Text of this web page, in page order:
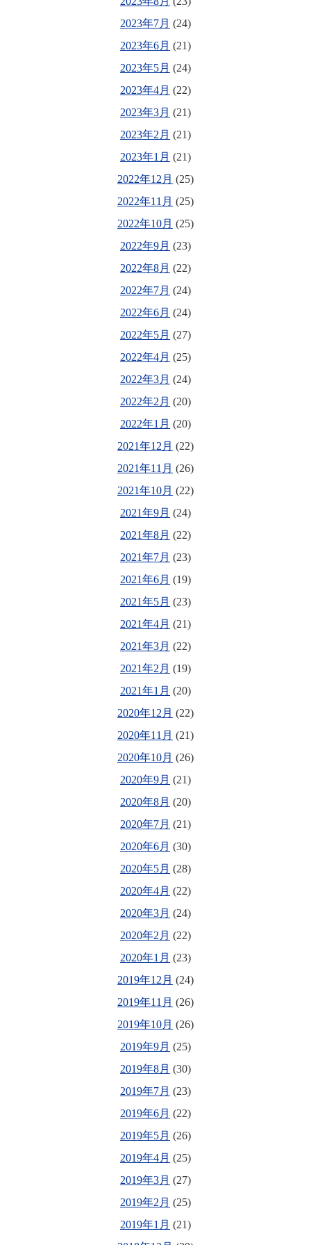
2023年7月 (24)
2023年6月 (21)
2023年5月 (24)
2023年4月 (22)
2023年3月 (21)
2023年2月 (21)
2023年1月 (21)
2022年12月 (25)
2022年11月 (25)
2022年10月 (25)
2022年9月 (23)
2022年8月 (22)
2022年7月 (24)
2022年6月 (24)
2022年5月 (27)
2022年4月 (25)
2022年3月 (24)
2022年2月 (20)
2022年1月 (20)
2021年12月 (22)
2021年11月 (26)
2021年10月 (22)
2021年9月 (24)
2021年8月 (22)
2021年7月 (23)
2021年6月 (19)
2021年5月 (23)
2021年4月 (21)
2021年3月 (22)
2021年2月 (19)
2021年1月 (20)
2020年12月 (22)
2020年11月 (21)
2020年10月 (26)
2020年9月 (21)
2020年8月 (20)
2020年7月 (21)
2020年6月 (30)
2020年5月 (28)
2020年4月 (22)
2020年3月 (24)
2020年2月 (22)
2020年1月 (23)
2019年12月 (24)
2019年11月 (26)
2019年10月 (26)
2019年9月 (25)
2019年8月 (30)
2019年7月 (23)
2019年6月 (22)
2019年5月 (26)
2019年4月 (25)
2019年3月 (27)
2019年2月 (25)
2019年1月 (21)